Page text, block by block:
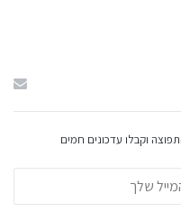
וקבלו עדכונים חמים